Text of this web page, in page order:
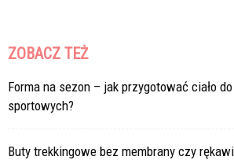
ZOBACZ TEŻ
Forma na sezon – jak przygotować ciało
sportowych?
Buty trekkingowe bez membrany czy